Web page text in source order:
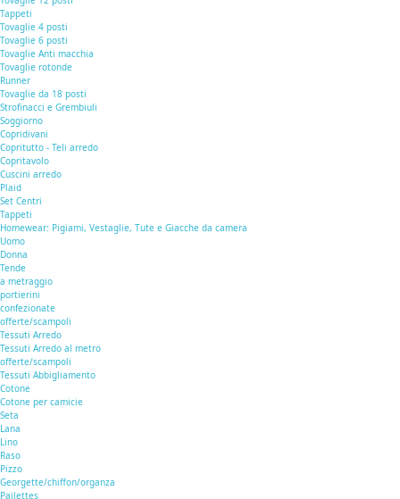
Tappeti
Tovaglie 4 posti
Tovaglie 6 posti
Tovaglie Anti macchia
Tovaglie rotonde
Runner
Tovaglie da 18 posti
Strofinacci e Grembiuli
Soggiorno
Copridivani
Copritutto - Teli arredo
Copritavolo
Cuscini arredo
Plaid
Set Centri
Tappeti
Homewear: Pigiami, Vestaglie, Tute e Giacche da camera
Uomo
Donna
Tende
a metraggio
portierini
confezionate
offerte/scampoli
Tessuti Arredo
Tessuti Arredo al metro
offerte/scampoli
Tessuti Abbigliamento
Cotone
Cotone per camicie
Seta
Lana
Lino
Raso
Pizzo
Georgette/chiffon/organza
Pailettes